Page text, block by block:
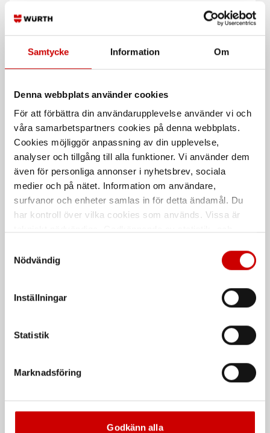
Samtycke Information Om
Denna webbplats använder cookies
För att förbättra din användarupplevelse använder vi och
våra samarbetspartners cookies på denna webbplats.
Cookies möjliggör anpassning av din upplevelse,
analyser och tillgång till alla funktioner. Vi använder dem
även för personliga annonser i nyhetsbrev, sociala
medier och på nätet. Information om användare,
surfvanor och enheter samlas in för detta ändamål. Du
har kontroll över vilka cookies som används. Vissa är
länder utanför EU med olika dataskyddsnormer. Genom
att godkänna samtycker du till sådana överföringar. Läs
Nödvändig
Inställningar
Statistik
Marknadsföring
Godkänn alla
Kemiskåp Würth Plus
1950X950X500MM
Avdelare Kemiskåp
Avdelare för Kemiskåp Würth Plus
Verkstadsskåp Würth Plus
1950X950X500MM
Hyllplan verkstadsskåp
Extra hyllplan Würth Plus
De som köpte, köpte även
Cockpitvård Interiörrengöringsmedel